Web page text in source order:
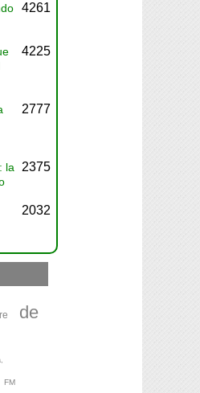
4261
4225
2777
la
2375
2032
de
FM